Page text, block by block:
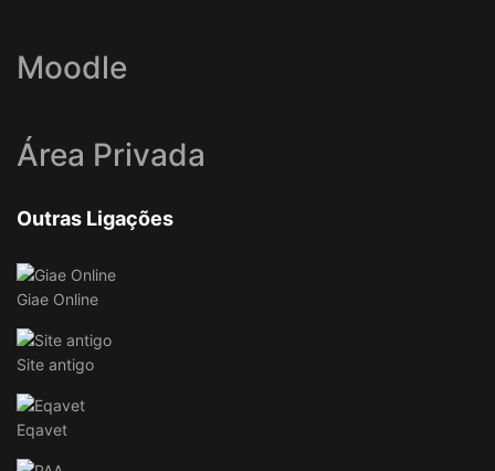
Moodle
Área Privada
Outras Ligações
Giae Online
Site antigo
Eqavet